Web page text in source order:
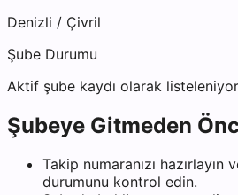
Denizli / Çivril
Şube Durumu
Aktif şube kaydı olarak
Şubeye Gitmeden
Takip numaranızı
durumunu kontrol edin.